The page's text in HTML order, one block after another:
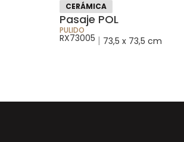
CERÁMICA
Pasaje POL
PULIDO
RX73005 | 73,5 x 73,5 cm